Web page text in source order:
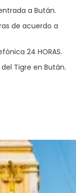
a Bután.
de acuerdo a
24 HORAS.
Tigre en Bután.